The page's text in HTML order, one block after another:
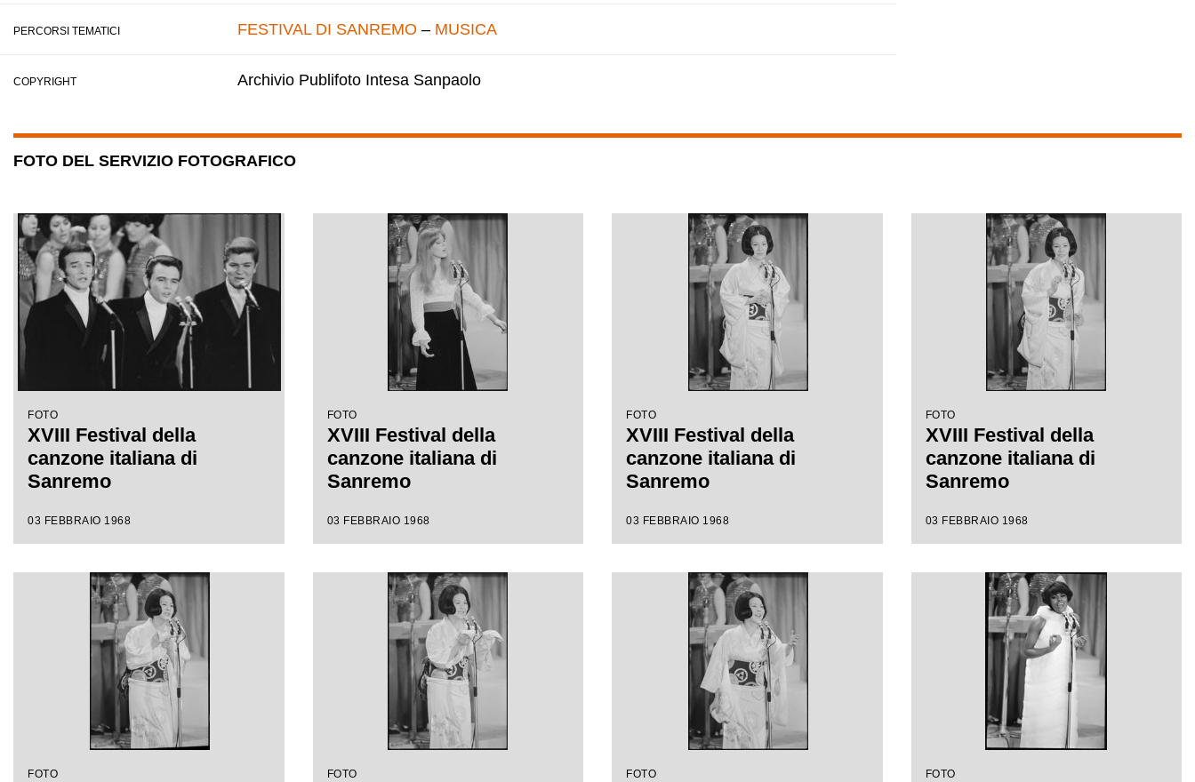
PERCORSI TEMATICI FESTIVAL DI SANREMO – MUSICA
COPYRIGHT Archivio Publifoto Intesa Sanpaolo
FOTO DEL SERVIZIO FOTOGRAFICO
FOTO
XVIII Festival della
canzone italiana di
Sanremo
03 FEBBRAIO 1968
FOTO
XVIII Festival della
canzone italiana di
Sanremo
03 FEBBRAIO 1968
FOTO
XVIII Festival della
canzone italiana di
Sanremo
03 FEBBRAIO 1968
FOTO
XVIII Festival della
canzone italiana di
Sanremo
03 FEBBRAIO 1968
FOTO FOTO FOTO FOTO